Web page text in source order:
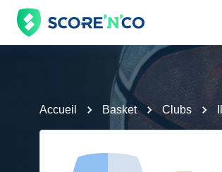
Accueil Basket Clubs